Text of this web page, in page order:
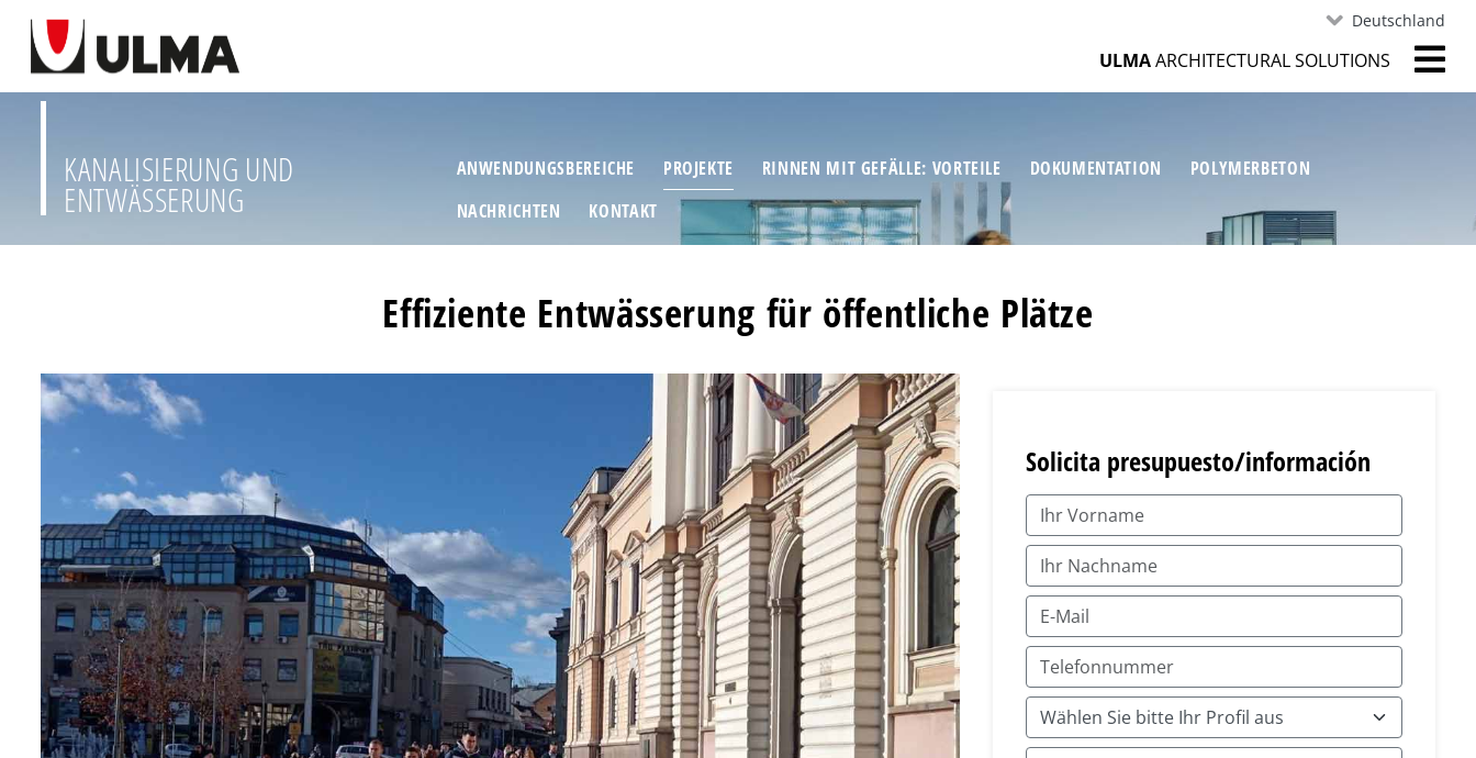
Deutschland
ULMAARCHITECTURAL SOLUTIONS
KANALISIERUNG UND
ENTWÄSSERUNG
ANWENDUNGSBEREICHE PROJEKTE RINNEN MIT GEFÄLLE: VORTEILE DOKUMENTATION
POLYMERBETON
NACHRICHTEN
KONTAKT
Effiziente Entwässerung für öffentliche Plätze
Solicita presupuesto/información